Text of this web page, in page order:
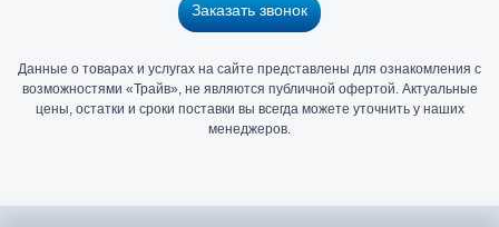
Заказать звонок
Данные о товарах и услугах на сайте представлены для ознакомления с
возможностями «Трайв», не являются публичной офертой. Актуальные
цены, остатки и сроки поставки вы всегда можете уточнить у наших
менеджеров.
Главный
в